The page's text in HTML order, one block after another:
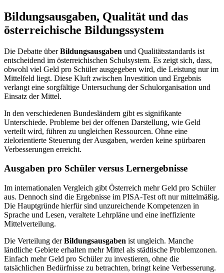
Bildungsausgaben, Qualität und das
österreichische Bildungssystem
Die Debatte überBildungsausgaben und Qualitätsstandards ist
entscheidend im österreichischen Schulsystem. Es zeigt sich, dass,
obwohl viel Geld pro Schüler ausgegeben wird, die Leistung nur im
Mittelfeld liegt. Diese Kluft zwischen Investition und Ergebnis
verlangt eine sorgfältige Untersuchung der Schulorganisation und
Einsatz der Mittel.
In den verschiedenen Bundesländern gibt es signifikante
Unterschiede. Probleme bei der offenen Darstellung, wie Geld
verteilt wird, führen zu ungleichen Ressourcen. Ohne eine
zielorientierte Steuerung der Ausgaben, werden keine spürbaren
Verbesserungen erreicht.
Ausgaben pro Schüler versus Lernergebnisse
Im internationalen Vergleich gibt Österreich mehr Geld pro Schüler
aus. Dennoch sind die Ergebnisse im PISA-Test oft nur mittelmäßig.
Die Hauptgründe hierfür sind unzureichende Kompetenzen in
Sprache und Lesen, veraltete Lehrpläne und eine ineffiziente
Mittelverteilung.
Die Verteilung derBildungsausgaben ist ungleich. Manche
ländliche Gebiete erhalten mehr Mittel als städtische Problemzonen.
Einfach mehr Geld pro Schüler zu investieren, ohne die
tatsächlichen Bedürfnisse zu betrachten, bringt keine Verbesserung.